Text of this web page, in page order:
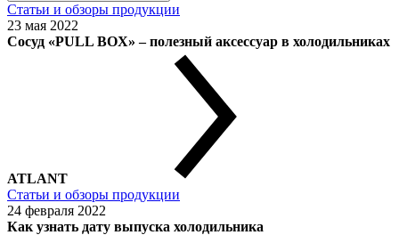
Статьи и обзоры продукции
23 мая 2022
Сосуд «PULL BOX» – полезный аксессуар в холодильниках
ATLANT
Статьи и обзоры продукции
24 февраля 2022
Как узнать дату выпуска холодильника